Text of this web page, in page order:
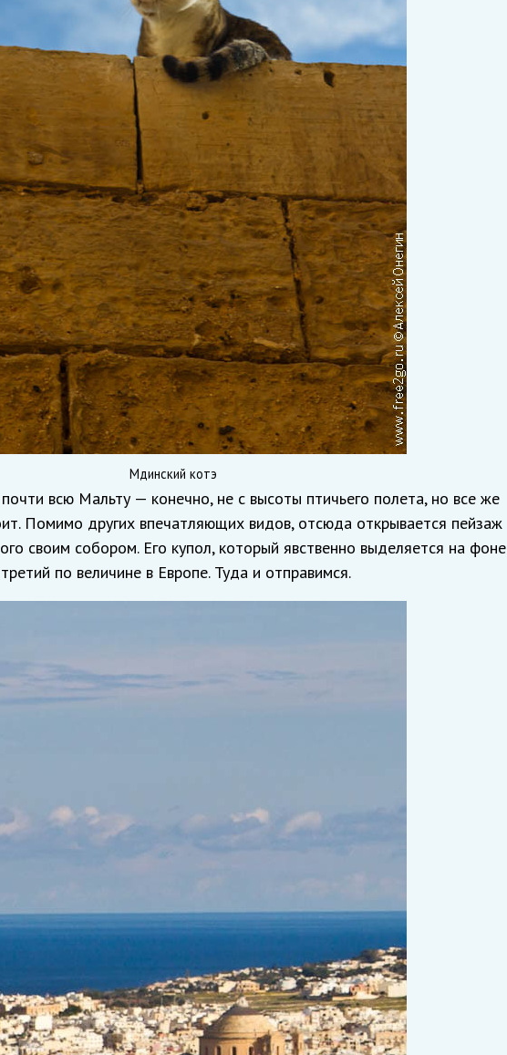
Мдинский котэ
всю Мальту — конечно, не с высоты птичьего полета, но все же
Помимо других впечатляющих видов, отсюда открывается пейзаж
своим собором. Его купол, который явственно выделяется на фоне
по величине в Европе. Туда и отправимся.